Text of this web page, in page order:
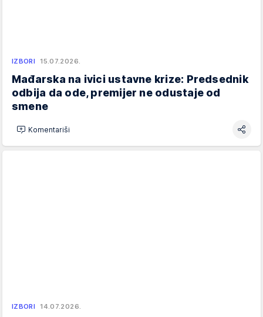
IZBORI 15.07.2026.
Mađarska na ivici ustavne krize: Predsednik
odbija da ode, premijer ne odustaje od
smene
Komentariši
IZBORI 14.07.2026.